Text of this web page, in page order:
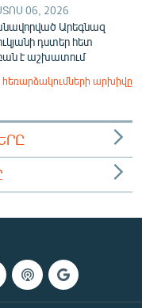
06, 2026
Արեգնազ
դստեր հետ
է աշխատում
հեռարձակումների արխիվը